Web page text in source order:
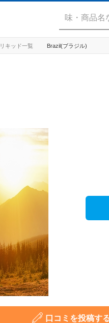
キッド一覧 Brazil(ブラジル)
口コミを投稿す